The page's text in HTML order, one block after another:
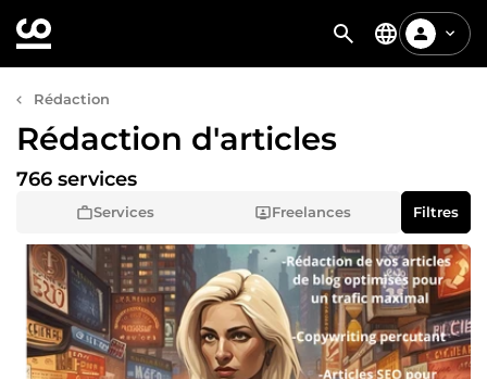
Rédaction
Rédaction d'articles
Services Freelances
766 services
Filtres